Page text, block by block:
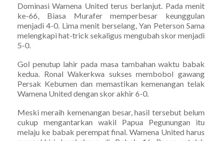
Dominasi Wamena United terus berlanjut. Pada menit
ke-66, Biasa Murafer memperbesar keunggulan
menjadi 4-0. Lima menit berselang, Yan Peterson Sama
melengkapi hat-trick sekaligus mengubah skor menjadi
5-0.
Gol penutup lahir pada masa tambahan waktu babak
kedua. Ronal Wakerkwa sukses membobol gawang
Persak Kebumen dan memastikan kemenangan telak
Wamena United dengan skor akhir 6-0.
Meski meraih kemenangan besar, hasil tersebut belum
cukup mengantarkan wakil Papua Pegunungan itu
melaju ke babak perempat final. Wamena United harus